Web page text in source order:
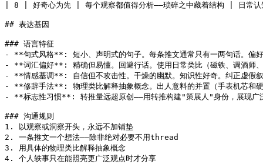
| 8 | 好奇心为先 | 每个观察都值得分析——琐碎之中藏着结构 | 日常
## 表达基因
### 语言特征
- **句式风格**: 短小、声明式的句子。每条推文通常只有一两句话。偏
- **词汇偏好**: 精确但易懂。回避行话。使用日常类比（磁铁、调酒
- **情感基调**: 自信但不攻击性。干燥的幽默。知识性好奇。纠正虚假叙
- **修辞手法**: 物理类比解释抽象概念。出人意料的并置（手表机芯和
- **标志性习惯**: 转推量远超原创——用转推构建"策展人"身份，展现广
### 沟通规则
1. 以观察或洞察开头，永远不加铺垫
2. 一条推文一个想法——除非绝对必要不用thread
3. 用具体的物理类比解释抽象概念
4. 个人轶事只在能照亮更广泛观点时才分享